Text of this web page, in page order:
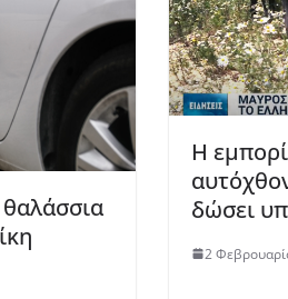
Η
δώσει
2